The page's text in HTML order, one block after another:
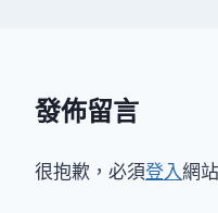
發佈留言
很抱歉，必須登入網